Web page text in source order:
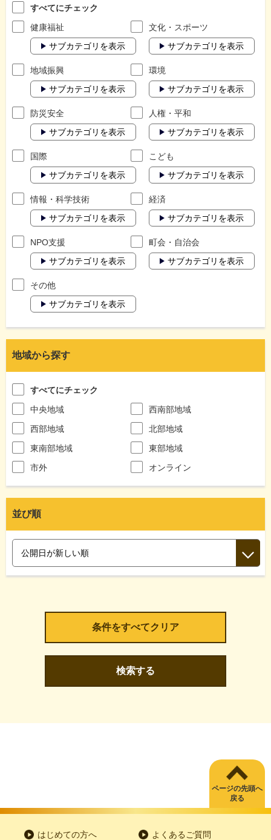
すべてにチェック
健康福祉
サブカテゴリを表示
文化・スポーツ
サブカテゴリを表示
地域振興
サブカテゴリを表示
環境
サブカテゴリを表示
防災安全
サブカテゴリを表示
人権・平和
サブカテゴリを表示
国際
サブカテゴリを表示
こども
サブカテゴリを表示
情報・科学技術
サブカテゴリを表示
経済
サブカテゴリを表示
NPO支援
サブカテゴリを表示
町会・自治会
サブカテゴリを表示
その他
サブカテゴリを表示
地域から探す
すべてにチェック
中央地域
西南部地域
西部地域
北部地域
東南部地域
東部地域
市外
オンライン
並び順
検索する
ページの先頭へ
戻る
はじめての方へ よくあるご質問